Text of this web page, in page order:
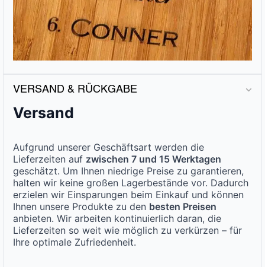
VERSAND & RÜCKGABE
Versand
Aufgrund unserer Geschäftsart werden die
Lieferzeiten auf zwischen 7 und 15 Werktagen
geschätzt. Um Ihnen niedrige Preise zu garantieren,
halten wir keine großen Lagerbestände vor. Dadurch
erzielen wir Einsparungen beim Einkauf und können
Ihnen unsere Produkte zu den besten Preisen
anbieten. Wir arbeiten kontinuierlich daran, die
Lieferzeiten so weit wie möglich zu verkürzen – für
Ihre optimale Zufriedenheit.